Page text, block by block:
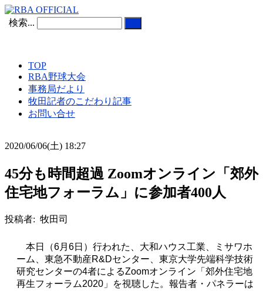
検索...
TOP
RBA野球大会
事務局だより
牧田記者のこだわり記事
お問い合せ
2020/06/06(土) 18:27
45分も時間超過 Zoomオンライン「郊外
住宅地フォーラム」に参加者400人
投稿者: 牧田司
本日（6月 6日）行われた、大和ハウス工業、ミサワホ
ーム、東急不動産R&Dセンター、東京大学先端科学技術
研究センターの4者によるZoomオンライン「郊外住宅地
再生フォーラム2020 」を視聴した。報告者・パネラーは